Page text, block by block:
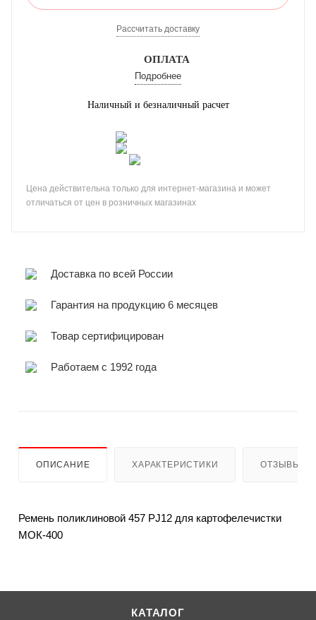
Рассчитать доставку
ОПЛАТА
Подробнее
Наличный и безналичный расчет
Цена действительна только для интернет-магазина и может
отличаться от цен в розничных магазинах
Доставка по всей России
Гарантия на продукцию 6 месяцев
Товар сертифицирован
Работаем с 1992 года
ОПИСАНИЕ ХАРАКТЕРИСТИКИ ОТЗЫВЫ
Ремень поликлиновой 457 PJ12 для картофелечистки
МОК-400
КАТАЛОГ